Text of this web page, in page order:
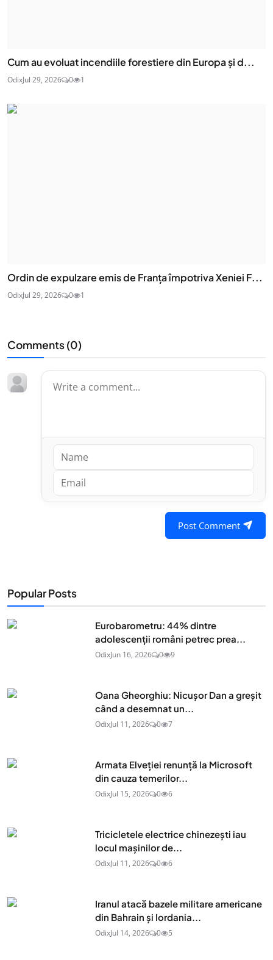
Cum au evoluat incendiile forestiere din Europa și d...
OdixJul 29, 2026 0 1
Ordin de expulzare emis de Franța împotriva Xeniei F...
OdixJul 29, 2026 0 1
Comments (0)
Post Comment
Popular Posts
Eurobarometru: 44% dintre
adolescenţii români petrec prea...
OdixJun 16, 2026 0 9
Oana Gheorghiu: Nicușor Dan a greșit
când a desemnat un...
OdixJul 11, 2026 0 7
Armata Elveției renunță la Microsoft
din cauza temerilor...
OdixJul 15, 2026 0 6
Tricicletele electrice chinezești iau
locul mașinilor de...
OdixJul 11, 2026 0 6
Iranul atacă bazele militare americane
din Bahrain și Iordania...
OdixJul 14, 2026 0 5